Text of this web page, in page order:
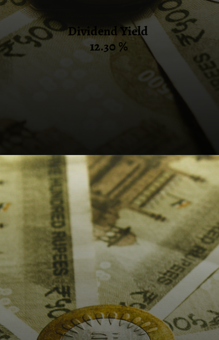
Dividend Yield
12.30 %